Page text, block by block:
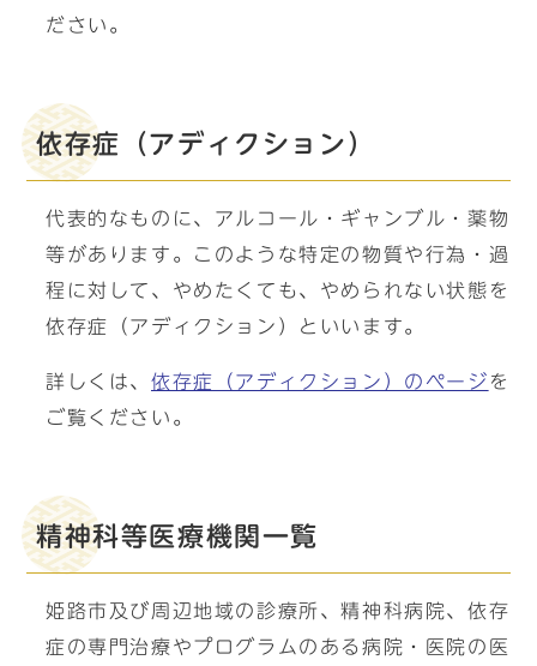
ださい。
依存症（アディクション）
代表的なものに、アルコール・ギャンブル・薬物
等があります。このような特定の物質や行為・過
程に対して、やめたくても、やめられない状態を
依存症（アディクション）といいます。
詳しくは、 依存症（アディクション）のページ を
ご覧ください。
精神科等医療機関一覧
姫路市及び周辺地域の診療所、精神科病院、依存
症の専門治療やプログラムのある病院・医院の医